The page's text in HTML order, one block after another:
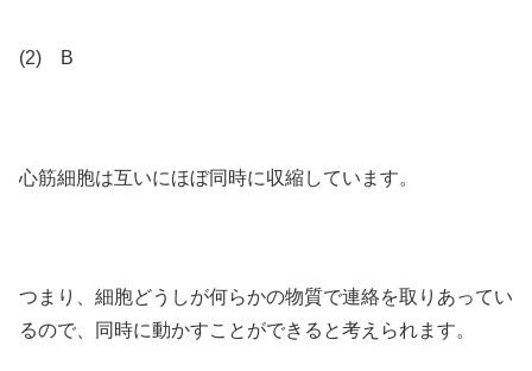
(2) B
心筋細胞は互いにほぼ同時に収縮しています。
つまり、細胞どうしが何らかの物質で連絡を取りあってい
るので、同時に動かすことができると考えられます。